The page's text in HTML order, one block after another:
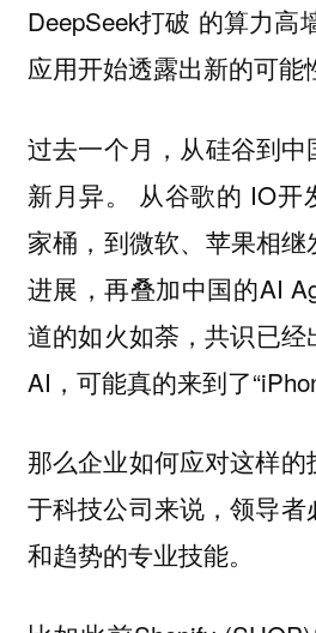
DeepSeek打破 的算力高
应用开始透露出新的可能
过去一个月，从硅谷到中
新月异。 从谷歌的 IO开
家桶，到微软、苹果相
进展，再叠加中国的AI
道的如火如荼，共识已
AI，可能真的来到了
那么企业如何应对这样
于科技公司来说，领导
和趋势的专业技能。